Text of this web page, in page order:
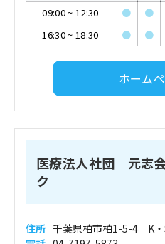
09:00~ 12:30 ● ●
16:30~ 18:30 ● ●
ホーム
医療法人社団 元志
ク
住所 千葉県柏市柏1-5-4 K・